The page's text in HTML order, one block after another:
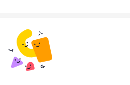
галереей с подвесным
через коллекцию редких
тепловозов, электровозов,